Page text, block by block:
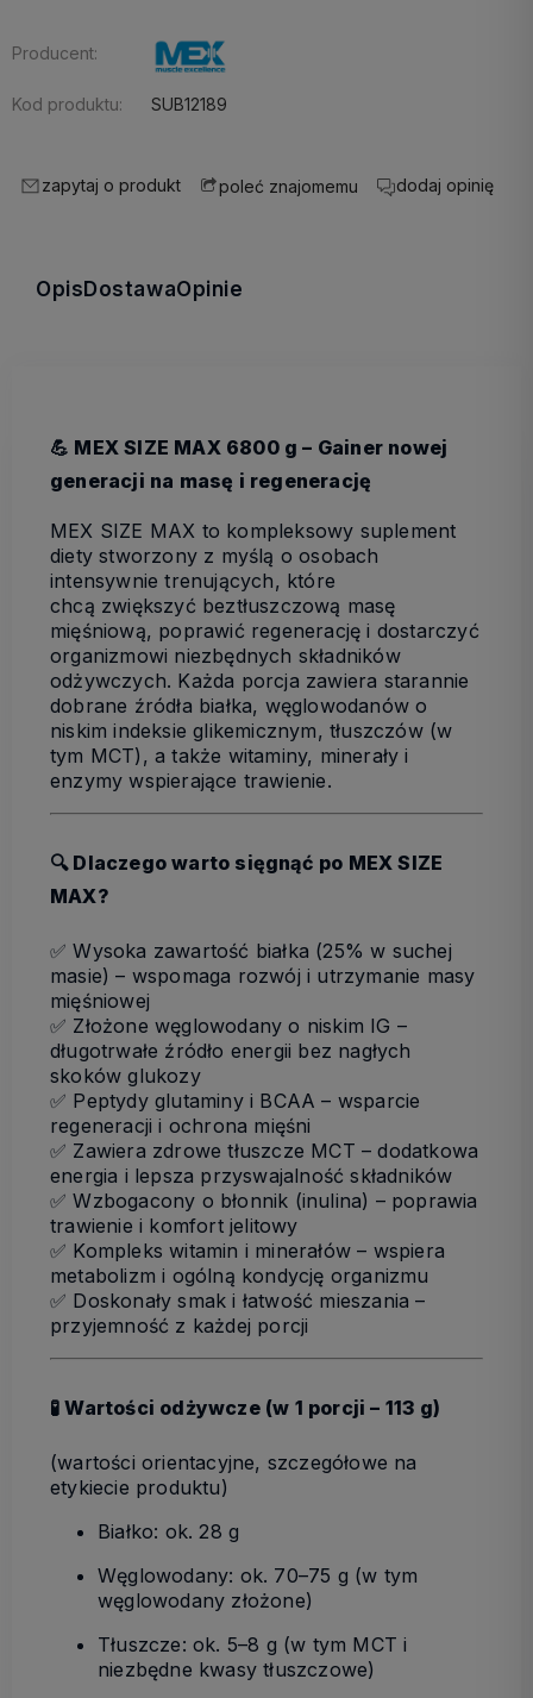
Producent:
Kod produktu: SUB12189
zapytaj o produkt poleć znajomemu dodaj opinię
Opis DostawaOpinie
💪 MEX SIZE MAX 6800 g – Gainer nowej
generacji na masę i regenerację
MEX SIZE MAX to kompleksowy suplement
diety stworzony z myślą o osobach
intensywnie trenujących, które
chcą zwiększyć beztłuszczową masę
mięśniową, poprawić regenerację i dostarczyć
organizmowi niezbędnych składników
odżywczych. Każda porcja zawiera starannie
dobrane źródła białka, węglowodanów o
niskim indeksie glikemicznym, tłuszczów (w
tym MCT), a także witaminy, minerały i
enzymy wspierające trawienie.
🔍 Dlaczego warto sięgnąć po MEX SIZE
MAX?
✅ Wysoka zawartość białka (25% w suchej
masie) – wspomaga rozwój i utrzymanie masy
mięśniowej
✅ Złożone węglowodany o niskim IG –
długotrwałe źródło energii bez nagłych
skoków glukozy
✅ Peptydy glutaminy i BCAA – wsparcie
regeneracji i ochrona mięśni
✅ Zawiera zdrowe tłuszcze MCT – dodatkowa
energia i lepsza przyswajalność składników
✅ Wzbogacony o błonnik (inulina) – poprawia
trawienie i komfort jelitowy
✅ Kompleks witamin i minerałów – wspiera
metabolizm i ogólną kondycję organizmu
✅ Doskonały smak i łatwość mieszania –
przyjemność z każdej porcji
🧪 Wartości odżywcze (w 1 porcji – 113 g)
(wartości orientacyjne, szczegółowe na
etykiecie produktu)
Białko: ok. 28 g
Węglowodany: ok. 70–75 g (w tym
węglowodany złożone)
Tłuszcze: ok. 5–8 g (w tym MCT i
niezbędne kwasy tłuszczowe)